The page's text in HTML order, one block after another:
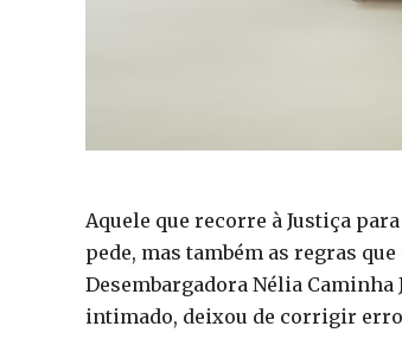
Aquele que recorre à Justiça
pede, mas também as regras
Desembargadora Nélia Caminha
intimado, deixou de corrigir